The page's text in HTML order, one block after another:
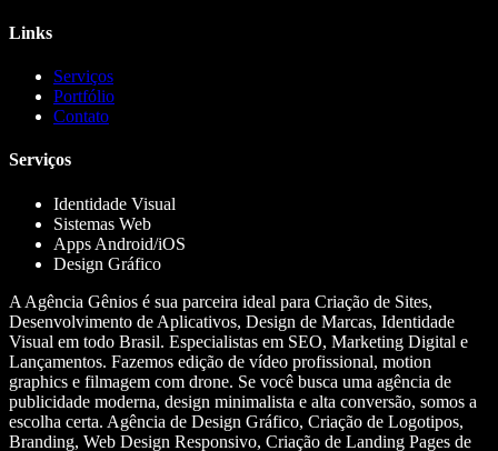
Links
Serviços
Portfólio
Contato
Serviços
Identidade Visual
Sistemas Web
Apps Android/iOS
Design Gráfico
A Agência Gênios é sua parceira ideal para Criação de Sites,
Desenvolvimento de Aplicativos, Design de Marcas, Identidade
Visual em todo Brasil. Especialistas em SEO, Marketing Digital e
Lançamentos. Fazemos edição de vídeo profissional, motion
graphics e filmagem com drone. Se você busca uma agência de
publicidade moderna, design minimalista e alta conversão, somos a
escolha certa. Agência de Design Gráfico, Criação de Logotipos,
Branding, Web Design Responsivo, Criação de Landing Pages de